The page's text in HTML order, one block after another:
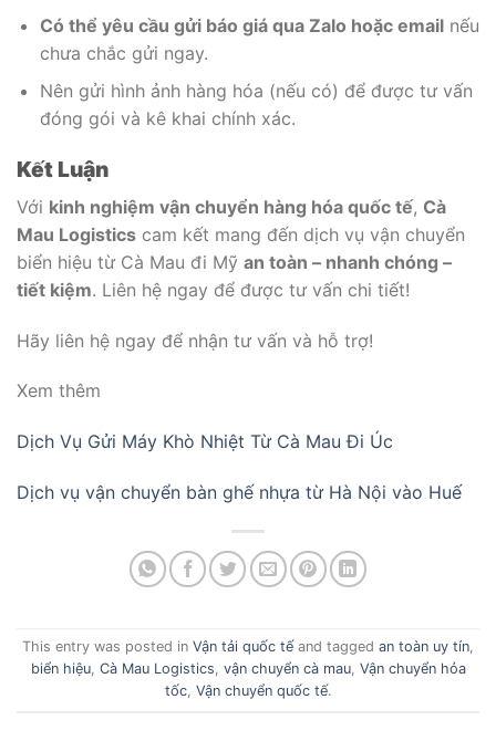
Có thể yêu cầu gửi báo giá qua Zalo hoặc emailnếu
chưa chắc gửi ngay.
Nên gửi hình ảnh hàng hóa (nếu có) để được tư vấn
đóng gói và kê khai chính xác.
Kết Luận
Với kinh nghiệm vận chuyển hàng hóa quốc tế, Cà
Mau Logistics cam kết mang đến dịch vụ vận chuyển
biển hiệu từ Cà Mau đi Mỹ an toàn – nhanh chóng –
tiết kiệm. Liên hệ ngay để được tư vấn chi tiết!
Hãy liên hệ ngay để nhận tư vấn và hỗ trợ!
Xem thêm
Dịch Vụ Gửi Máy Khò Nhiệt Từ Cà Mau Đi Úc
Dịch vụ vận chuyển bàn ghế nhựa từ Hà Nội vào Huế
This entry was posted in Vận tải quốc tế and tagged an toàn uy tín,
biển hiệu, Cà Mau Logistics, vận chuyển cà mau, Vận chuyển hỏa
tốc, Vận chuyển quốc tế.